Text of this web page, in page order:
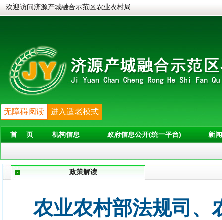
欢迎访问济源产城融合示范区农业农村局
无障碍阅读 进入适老模式
首 页 机构信息 政府信息公开(统一平台) 新
政策解读
农业农村部法规司、